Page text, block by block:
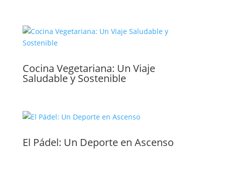
Cocina Vegetariana: Un Viaje
Saludable y Sostenible
El Pádel: Un Deporte en Ascenso